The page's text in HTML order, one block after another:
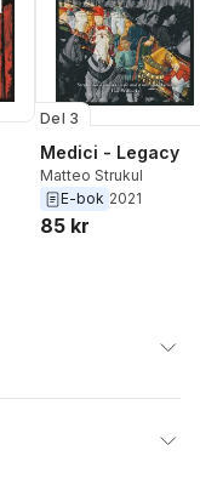
Del 3
Medici - Legacy
Matteo Strukul
E-bok 2021
85 kr